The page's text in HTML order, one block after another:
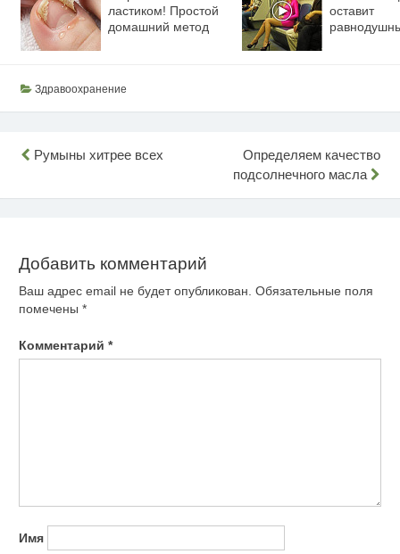
ластиком! Простой
домашний метод
оставит
Здравоохранение
Навигация
Румыны хитрее всех
Определяем качество
подсолнечного масла
Добавить комментарий
Ваш адрес email не будет опубликован. Обязательные поля
помечены *
Комментарий *
Имя